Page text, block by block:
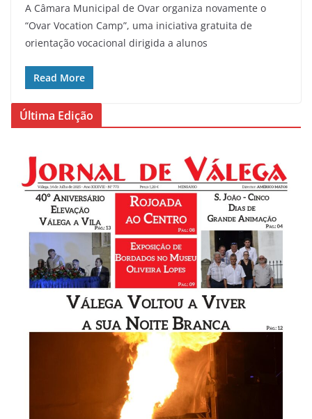
A Câmara Municipal de Ovar organiza novamente o
“Ovar Vocation Camp”, uma iniciativa gratuita de
orientação vocacional dirigida a alunos
Read More
Última Edição